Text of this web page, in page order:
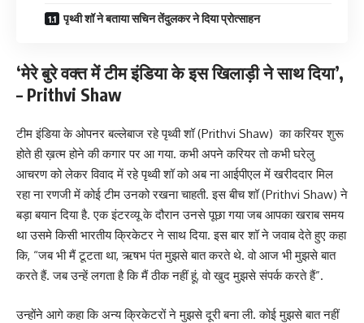
पृथ्वी शॉ ने बताया सचिन तेंदुलकर ने दिया प्रोत्साहन
‘मेरे बुरे वक्त में टीम इंडिया के इस खिलाड़ी ने साथ दिया’,
– Prithvi Shaw
टीम इंडिया के ओपनर बल्लेबाज रहे पृथ्वी शॉ (Prithvi Shaw) का करियर शुरू
होते ही ख़त्म होने की कगार पर आ गया. कभी अपने करियर तो कभी घरेलु
आचरण को लेकर विवाद में रहे पृथ्वी शॉ को अब ना आईपीएल में खरीददार मिल
रहा ना रणजी में कोई टीम उनको रखना चाहती. इस बीच शॉ (Prithvi Shaw) ने
बड़ा बयान दिया है. एक इंटरव्यू के दौरान उनसे पूछा गया जब आपका खराब समय
था उसमे किसी भारतीय क्रिकेटर ने साथ दिया. इस बार शॉ ने जवाब देते हुए कहा
कि, “जब भी मैं टूटता था, ऋषभ पंत मुझसे बात करते थे. वो आज भी मुझसे बात
करते हैं. जब उन्हें लगता है कि मैं ठीक नहीं हूं, वो खुद मुझसे संपर्क करते हैं”.
उन्होंने आगे कहा कि अन्य क्रिकेटरों ने मुझसे दूरी बना ली. कोई मुझसे बात नहीं